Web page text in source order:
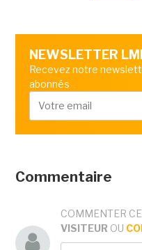
NEWSLETTER LMI
Recevez notre
abonnés
Commentaire
COMMENTER
VISITEUR OU